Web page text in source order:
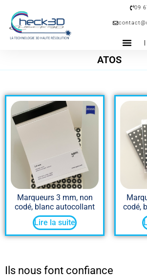
09
ATOS
Marqueurs 3 mm, non
codé, blanc autocollant
Lire la suite
codé,
Ils nous font confiance